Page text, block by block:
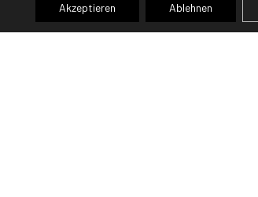
Akzeptieren Ablehnen